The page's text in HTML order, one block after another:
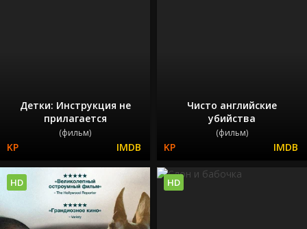
Детки: Инструкция не
прилагается
(фильм)
Чисто английские
убийства
(фильм)
HD HD